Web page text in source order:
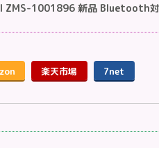
ZMS-1001896 新品 Bluetooth対
楽天市場 7net